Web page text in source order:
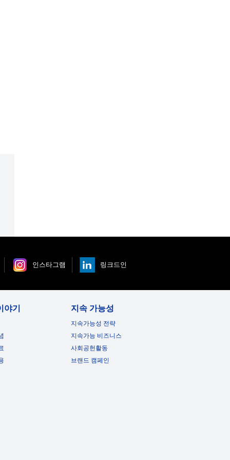
인스타그램 링크드인
야기 지속 가능성
지속가능성 전략
지속가능 비즈니스
사회공헌활동
브랜드 캠페인